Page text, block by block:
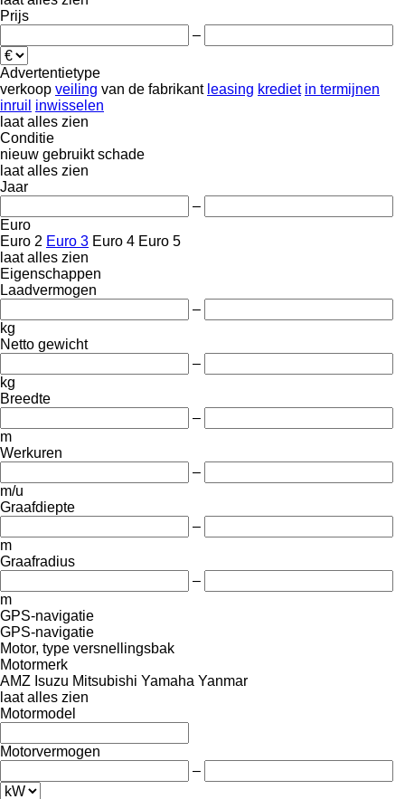
Prijs
–
Advertentietype
verkoop veiling van de fabrikant leasing krediet in termijnen
inruil inwisselen
laat alles zien
Conditie
nieuw gebruikt schade
laat alles zien
Jaar
–
Euro
Euro 2 Euro 3 Euro 4 Euro 5
laat alles zien
Eigenschappen
Laadvermogen
–
kg
Netto gewicht
–
kg
Breedte
–
m
Werkuren
–
m/u
Graafdiepte
–
m
Graafradius
–
m
GPS-navigatie
GPS-navigatie
Motor, type versnellingsbak
Motormerk
AMZ Isuzu Mitsubishi Yamaha Yanmar
laat alles zien
Motormodel
Motorvermogen
–